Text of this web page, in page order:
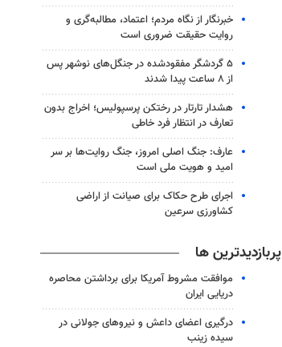
خبرنگار از نگاه مردم؛ اعتماد، مطالبه‌گری و
روایت حقیقت ضروری است
۵ گردشگر مفقودشده در جنگل‌های نوشهر پس
از ۸ ساعت پیدا شدند
هشدار تارتار در رختکن پرسپولیس؛ اخراج بدون
تعارف در انتظار فرد خاطی
عارف: جنگ اصلی امروز، جنگ روایت‌ها بر سر
امید و هویت ملی است
اجرای طرح حکاک برای صیانت از اراضی
کشاورزی سرعین
پربازدیدترین ها
موافقت مشروط آمریکا برای برداشتن محاصره
دریایی ایران
درگیری اعضای داعش و نیروهای جولانی در
سیده زینب